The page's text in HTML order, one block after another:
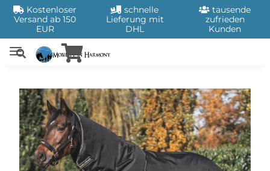
Kostenloser
Versand ab 150
EUR
schnelle
Lieferung mit
DHL
tausende
zufrieden
Kunden